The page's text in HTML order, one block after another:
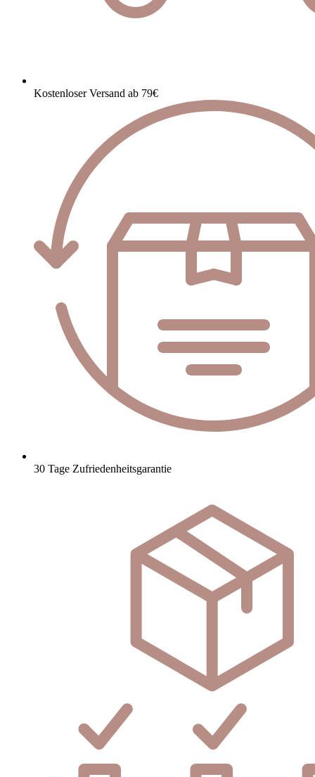
Kostenloser Versand ab 79€
30 Tage Zufriedenheitsgarantie